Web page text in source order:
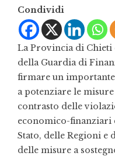
Condividi
La Provincia di
della Guardia di
firmare un
a potenziare le
contrasto delle
economico-finanziari
Stato, delle Regioni e
delle misure a